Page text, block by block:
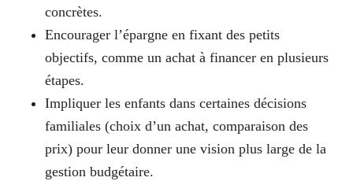
concrètes.
Encourager l’épargne en fixant des petits
objectifs, comme un achat à financer en plusieurs
étapes.
Impliquer les enfants dans certaines décisions
familiales (choix d’un achat, comparaison des
prix) pour leur donner une vision plus large de la
gestion budgétaire.